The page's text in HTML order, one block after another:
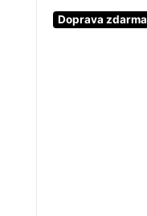
Doprava zdarma